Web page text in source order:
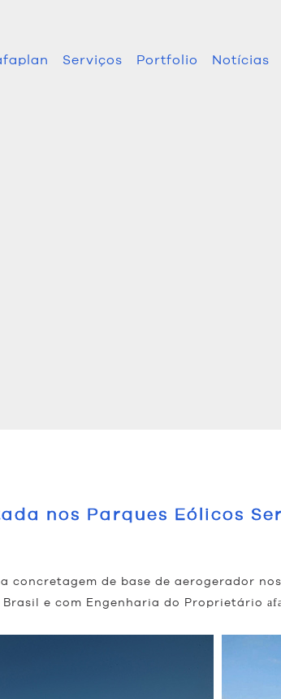
Serviços Portfolio Notícias
nos Parques Eólicos
concretagem de base de aerogerador
e com Engenharia do Proprietário